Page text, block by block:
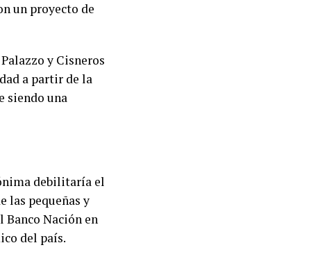
un proyecto de
y Cisneros
a partir de la
siendo una
debilitaría el
las pequeñas y
Banco Nación en
del país.